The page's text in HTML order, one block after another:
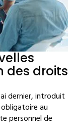
des droits
dernier, introduit
au
personnel de